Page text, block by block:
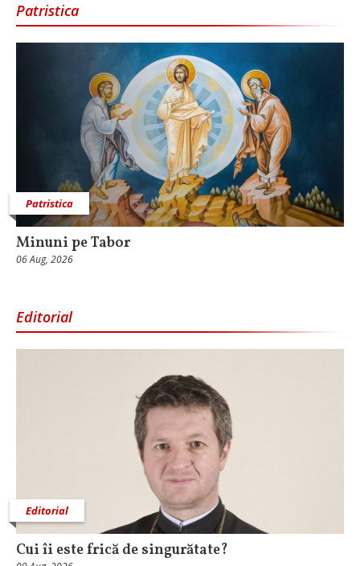
Patristica
Patristica
Minuni pe Tabor
06 Aug, 2026
Editorial
Editorial
Cui îi este frică de singurătate?